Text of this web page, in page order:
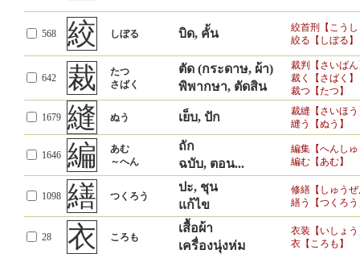
568 絞 しぼる บิด, คั้น
絞首刑【こう
絞る【しぼる】
642 裁
たつ
さばく
ตัด (กระดาษ, ผ้า)
พิพากษา, ตัดสิน
裁判【さいば
裁く【さばく】
裁つ【たつ】
1679 縫 ぬう เย็บ, ปัก
裁縫【さいほ
縫う【ぬう】
1646 編
あむ
～へん
ถัก
ฉบับ, ตอน...
編集【へんし
編む【あむ】
1098 繕 つくろう
ปะ, ชุน
แก้ไข
修繕【しゅう
繕う【つくろ
28 衣 ころも
เสื้อผ้า
เครื่องนุ่งห่ม
衣装【いしょ
衣【ころも】